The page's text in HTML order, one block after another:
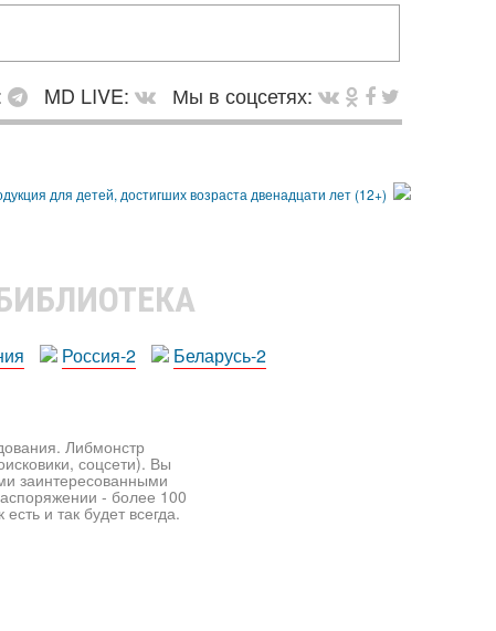
MD LIVE:
Мы в соцсетях:
Россия-2
Беларусь-2
Либмонстр
соцсети). Вы
заинтересованными
- более 100
и так будет всегда.